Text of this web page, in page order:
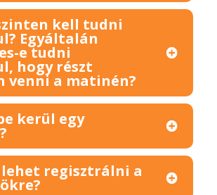
kell tudni
Egyáltalán
e tudni
hogy részt
venni a matinén?
kerül egy
lehet regisztrálni a